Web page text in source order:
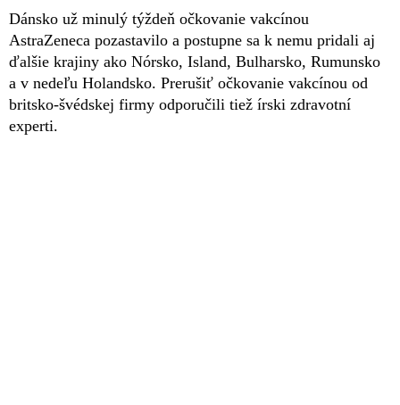
Dánsko už minulý týždeň očkovanie vakcínou
AstraZeneca pozastavilo a postupne sa k nemu pridali aj
ďalšie krajiny ako Nórsko, Island, Bulharsko, Rumunsko
a v nedeľu Holandsko. Prerušiť očkovanie vakcínou od
britsko-švédskej firmy odporučili tiež írski zdravotní
experti.